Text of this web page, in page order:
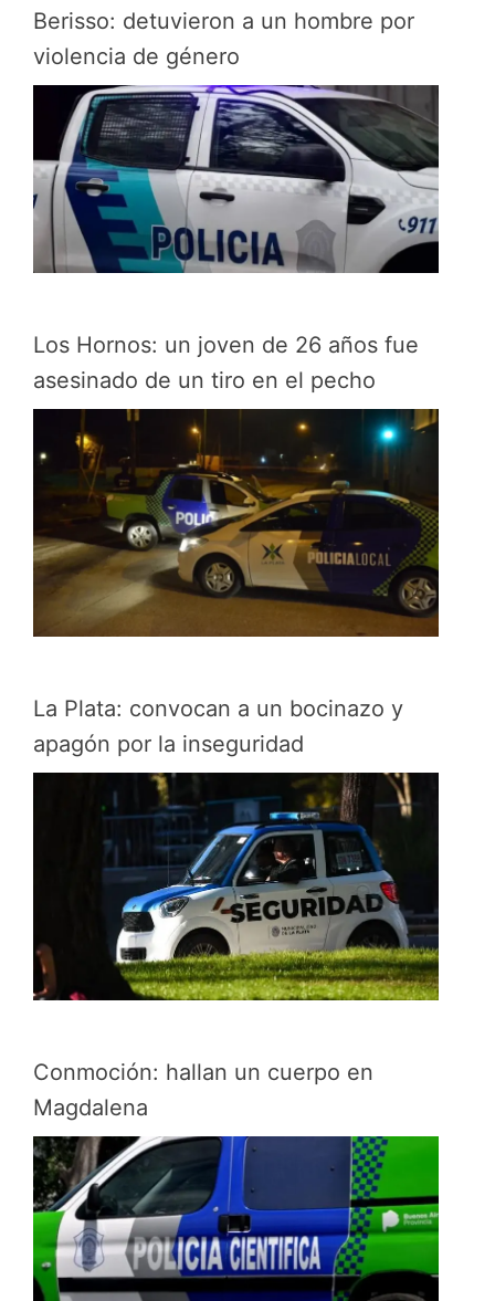
Berisso: detuvieron a un hombre por
violencia de género
Los Hornos: un joven de 26 años fue
asesinado de un tiro en el pecho
La Plata: convocan a un bocinazo y
apagón por la inseguridad
Conmoción: hallan un cuerpo en
Magdalena